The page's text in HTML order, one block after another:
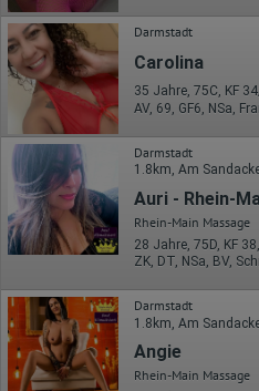
Darmstadt
Carolina
Darmstadt
1.8km, Am
Auri - Rhein-
Rhein-Main Massage
Darmstadt
1.8km, Am
Angie
Rhein-Main Massage